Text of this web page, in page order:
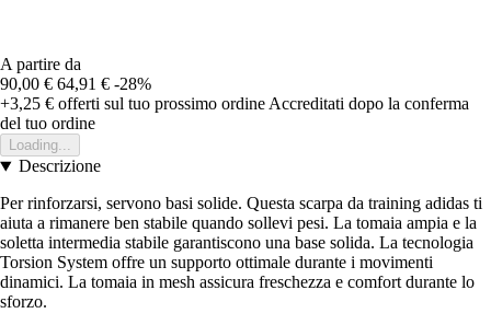
A partire da
90,00 € 64,91 € -28%
+3,25 € offerti sul tuo prossimo ordineAccreditati dopo la conferma
del tuo ordine
Loading...
Descrizione
Per rinforzarsi, servono basi solide. Questa scarpa da training adidas ti
aiuta a rimanere ben stabile quando sollevi pesi. La tomaia ampia e la
soletta intermedia stabile garantiscono una base solida. La tecnologia
Torsion System offre un supporto ottimale durante i movimenti
dinamici. La tomaia in mesh assicura freschezza e comfort durante lo
sforzo.